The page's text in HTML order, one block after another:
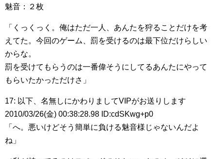
魅音：２枚
「くっくっく。俺はただ一人、あんたを狩ることだけを考
えてた。今回のゲーム、罰を受けるのは最下位だけらしい
からな。
罰を受けてもらうのは一番偉そうにしてるあんたにやって
もらいたかっただけさ」
17: 以下、名無しにかわりましてVIPがお送りします
2010/03/26(金) 00:38:28.98 ID:cdSKwg+p0
「へ。悪いけどそう簡単に負ける魅音様じゃないんだよ
ね」